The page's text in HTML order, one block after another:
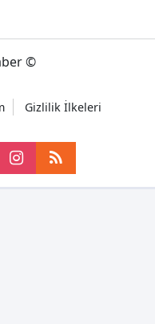
©
Gizlilik İlkeleri